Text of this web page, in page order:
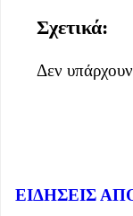
Σχετικά:
Δεν υπάρχουν
ΕΙΔΗΣΕΙΣ